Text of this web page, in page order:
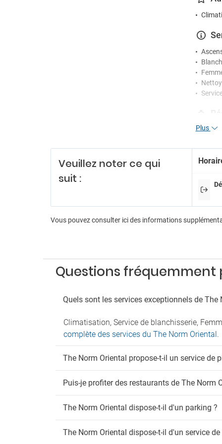
Jetons
Plus
Veuillez noter ce qui
suit :
Vous pouvez consulter ici des informations
Questions fréquemment
Quels sont les services exceptionnels de The
Climatisation, Service de blanchisserie,
complète des services du The Norm Oriental.
The Norm Oriental propose-t-il un service de
Puis-je profiter des restaurants de The Norm
The Norm Oriental dispose-t-il d'un parking ?
The Norm Oriental dispose-t-il d'un service de